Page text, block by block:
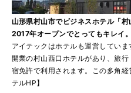
山形県村山市でビジネスホテル「
2017年オープンでとってもキレイ。
アイテックはホテルも運営してい
開業の村山西口ホテルがあり、旅
宿免許で利用されます。この多角経
テルHP】